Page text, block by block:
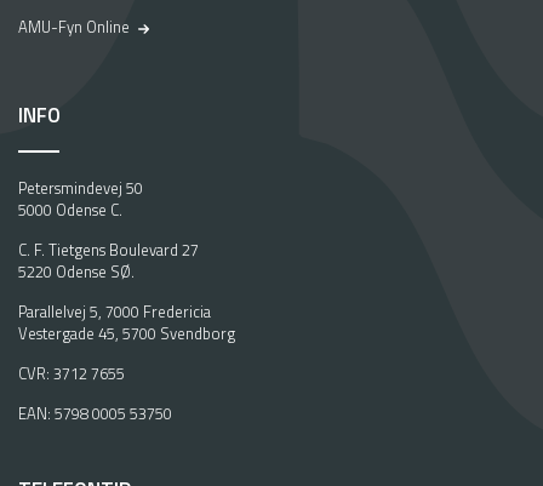
AMU-Fyn Online
INFO
Petersmindevej 50
5000 Odense C.
C. F. Tietgens Boulevard 27
5220 Odense SØ.
Parallelvej 5, 7000 Fredericia
Vestergade 45, 5700 Svendborg
CVR: 3712 7655
EAN: 5798 0005 53750